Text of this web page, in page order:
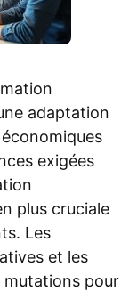
adaptation
exigées
plus cruciale
Les
et les
mutations pour